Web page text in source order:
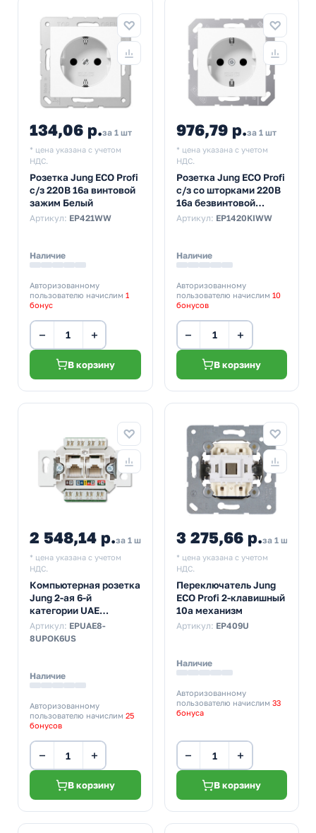
134,06 р.за 1 шт
* цена указана с учетом
НДС.
Розетка Jung ECO Profi
с/з 220В 16а винтовой
зажим Белый
Артикул: EP421WW
Наличие
Авторизованному
пользователю начислим 1
бонус
− +
В корзину
976,79 р.за 1 шт
* цена указана с учетом
НДС.
Розетка Jung ECO Profi
с/з со шторками 220В
16а безвинтовой
зажим Белый
Артикул: EP1420KIWW
Наличие
Авторизованному
пользователю начислим 10
бонусов
− +
В корзину
2 548,14 р.за 1 шт
* цена указана с учетом
НДС.
Компьютерная розетка
Jung 2-ая 6-й
категории UAE
неэкранированная
механизм
Артикул: EPUAE8-
8UPOK6US
Наличие
Авторизованному
пользователю начислим 25
бонусов
− +
В корзину
3 275,66 р.за 1 шт
* цена указана с учетом
НДС.
Переключатель Jung
ECO Profi 2-клавишный
10а механизм
Артикул: EP409U
Наличие
Авторизованному
пользователю начислим 33
бонуса
− +
В корзину